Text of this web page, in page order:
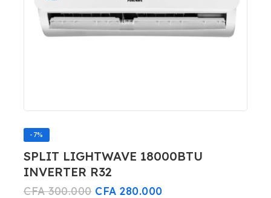
-7%
SPLIT LIGHTWAVE 18000BTU
INVERTER R32
CFA300.000 CFA 280.000